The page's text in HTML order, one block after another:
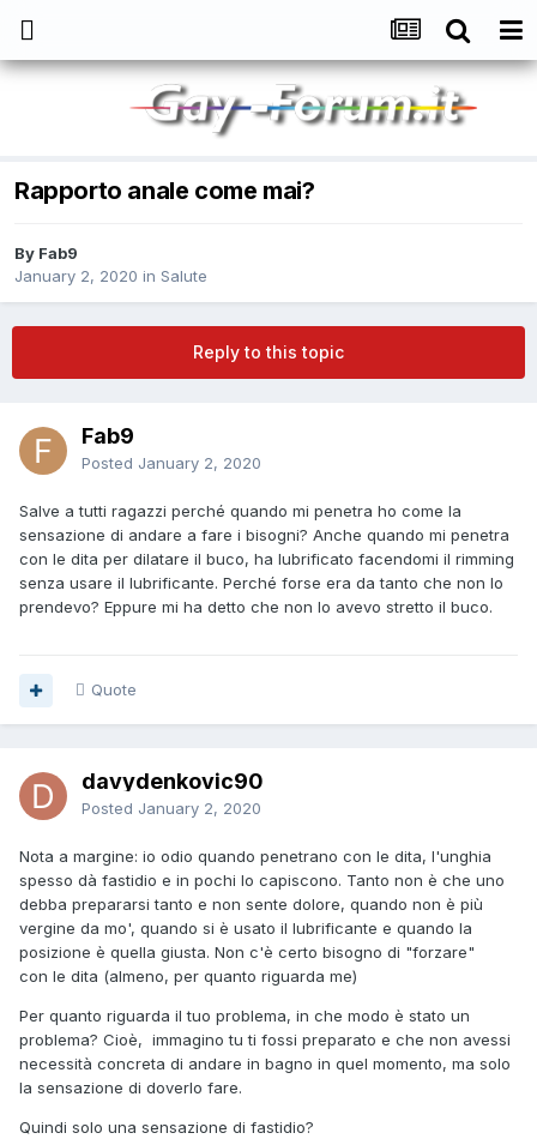
Rapporto anale come mai?
By Fab9
January 2, 2020 in Salute
Reply to this topic
Fab9
Posted January 2, 2020
Salve a tutti ragazzi perché quando mi penetra ho come la
sensazione di andare a fare i bisogni? Anche quando mi penetra
con le dita per dilatare il buco, ha lubrificato facendomi il rimming
senza usare il lubrificante. Perché forse era da tanto che non lo
prendevo? Eppure mi ha detto che non lo avevo stretto il buco.
Quote
davydenkovic90
Posted January 2, 2020
Nota a margine: io odio quando penetrano con le dita, l'unghia
spesso dà fastidio e in pochi lo capiscono. Tanto non è che uno
debba prepararsi tanto e non sente dolore, quando non è più
vergine da mo', quando si è usato il lubrificante e quando la
posizione è quella giusta. Non c'è certo bisogno di "forzare"
con le dita (almeno, per quanto riguarda me)
Per quanto riguarda il tuo problema, in che modo è stato un
problema? Cioè, immagino tu ti fossi preparato e che non avessi
necessità concreta di andare in bagno in quel momento, ma solo
la sensazione di doverlo fare.
Quindi solo una sensazione di fastidio?